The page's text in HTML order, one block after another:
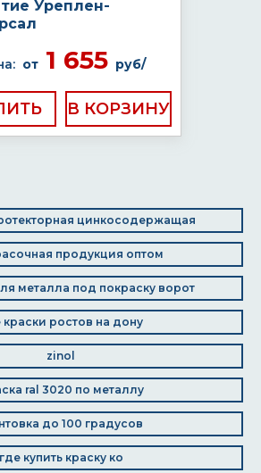
Уреплен-
от1 655 руб/
цинкосодержащая
продукция оптом
металла под покраску ворот
краски ростов на дону
zinol
ral 3020 по металлу
до 100 градусов
где купить краску ко